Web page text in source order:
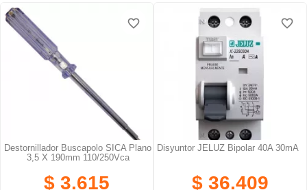
Destornillador Buscapolo SICA Plano
3,5 X 190mm 110/250Vca
$ 3.615
favorite_border
Disyuntor JELUZ Bipolar 40A 30mA
$ 36.409
favorite_border